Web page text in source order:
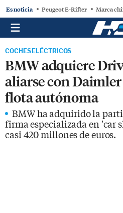
Es noticia Peugeot E-Rifter Marca
COCHES ELÉCTRICOS
BMW adquiere
aliarse con
flota autónoma
BMW ha adquirido la
firma especializada en 'car
casi 420 millones de euros.